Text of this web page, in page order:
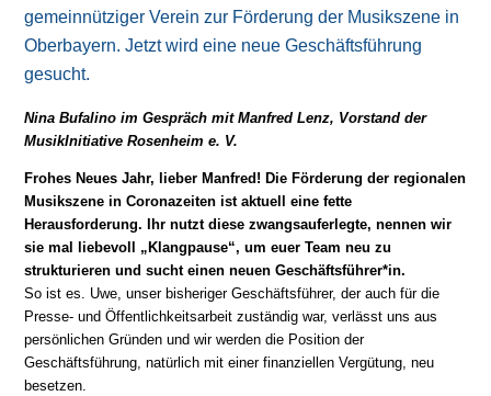
gemeinnütziger Verein zur Förderung der Musikszene in
Oberbayern. Jetzt wird eine neue Geschäftsführung
gesucht.
Nina Bufalino im Gespräch mit Manfred Lenz, Vorstand der
MusikInitiative Rosenheim e. V.
Frohes Neues Jahr, lieber Manfred! Die Förderung der regionalen
Musikszene in Coronazeiten ist aktuell eine fette
Herausforderung. Ihr nutzt diese zwangsauferlegte, nennen wir
sie mal liebevoll „Klangpause“, um euer Team neu zu
strukturieren und sucht einen neuen Geschäftsführer*in.
So ist es. Uwe, unser bisheriger Geschäftsführer, der auch für die
Presse- und Öffentlichkeitsarbeit zuständig war, verlässt uns aus
persönlichen Gründen und wir werden die Position der
Geschäftsführung, natürlich mit einer finanziellen Vergütung, neu
besetzen.